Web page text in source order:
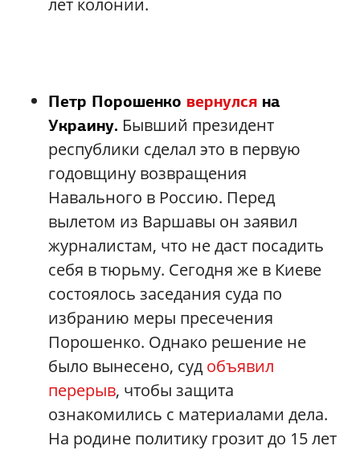
лет колонии.
Петр Порошенко вернулся на
Украину. Бывший президент
республики сделал это в первую
годовщину возвращения
Навального в Россию. Перед
вылетом из Варшавы он заявил
журналистам, что не даст посадить
себя в тюрьму. Сегодня же в Киеве
состоялось заседания суда по
избранию меры пресечения
Порошенко. Однако решение не
было вынесено, суд объявил
перерыв, чтобы защита
ознакомились с материалами дела.
На родине политику грозит до 15 лет